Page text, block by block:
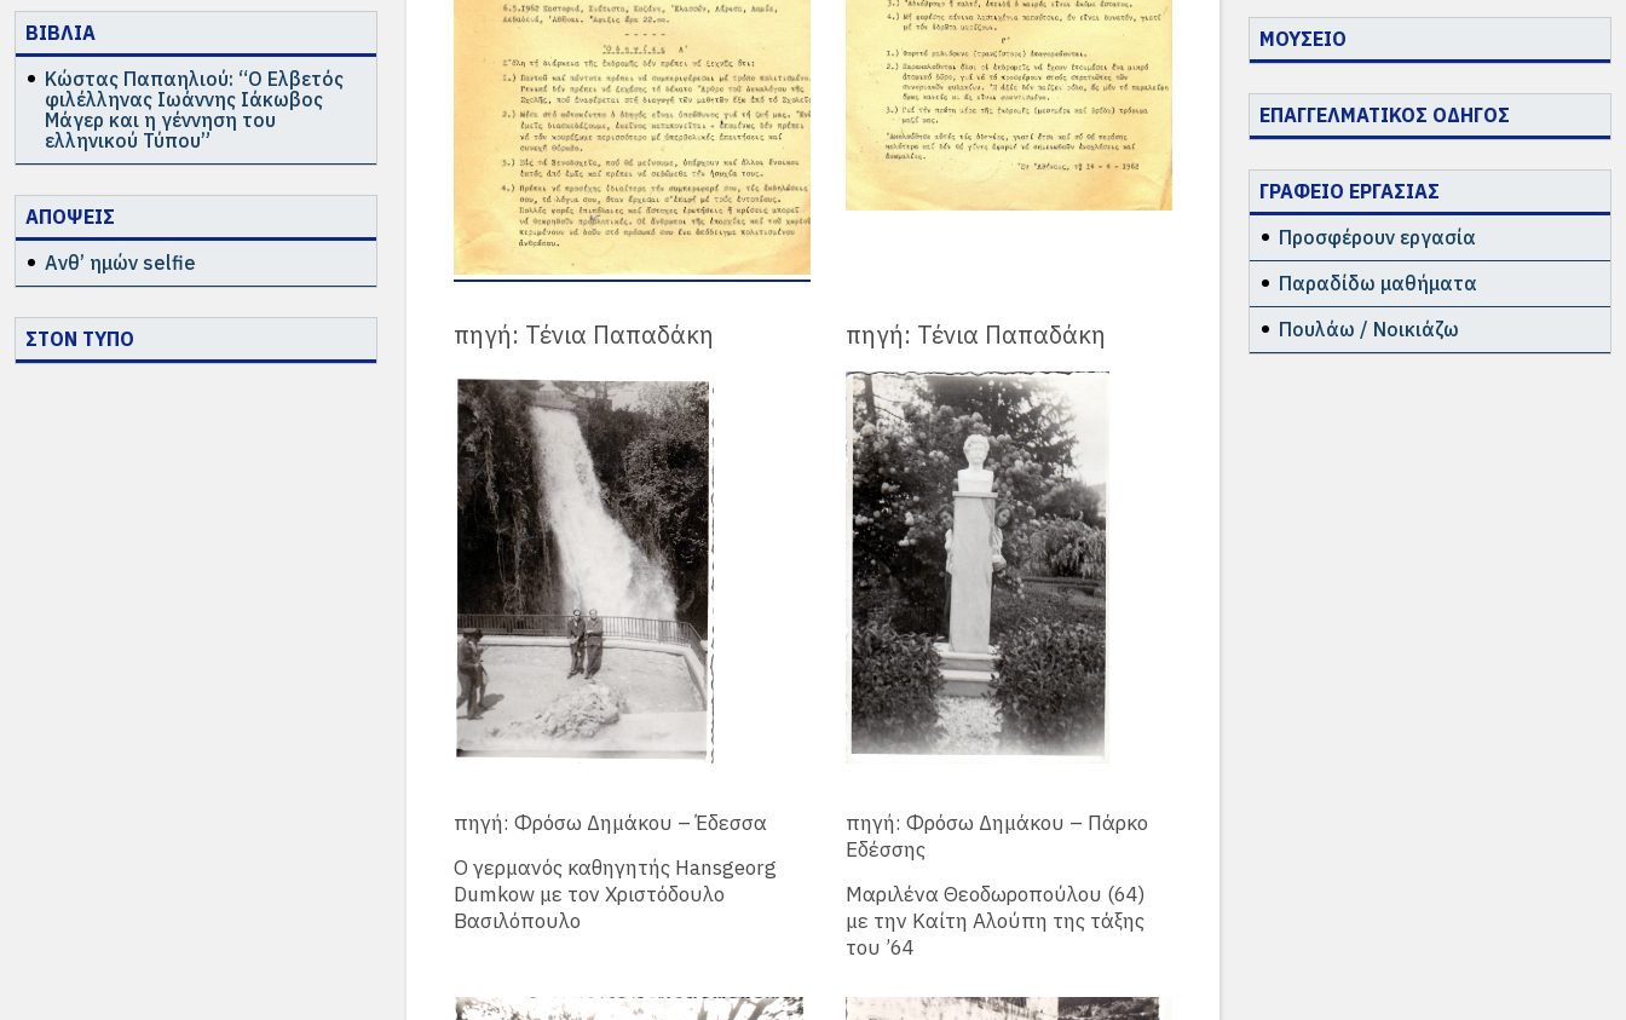
ΒΙΒΛΙΑ
Κώστας Παπαηλιού: “Ο Ελβετός
φιλέλληνας Ιωάννης Ιάκωβος
Μάγερ και η γέννηση του
ελληνικού Τύπου”
ΑΠΟΨΕΙΣ
Ανθ’ ημών selfie
ΣΤΟΝ ΤΥΠΟ πηγή: Τένια Παπαδάκη πηγή: Τένια Παπαδάκη
πηγή: Φρόσω Δημάκου – Έδεσσα
Ο γερμανός καθηγητής Hansgeorg
Dumkow με τον Χριστόδουλο
Βασιλόπουλο
πηγή: Φρόσω Δημάκου – Πάρκο
Εδέσσης
Μαριλένα Θεοδωροπούλου (64)
με την Καίτη Αλούπη της τάξης
του ’64
ΜΟΥΣΕΙΟ
ΕΠΑΓΓΕΛΜΑΤΙΚΟΣ ΟΔΗΓΟΣ
ΓΡΑΦΕΙΟ ΕΡΓΑΣΙΑΣ
Προσφέρουν εργασία
Παραδίδω μαθήματα
Πουλάω / Νοικιάζω